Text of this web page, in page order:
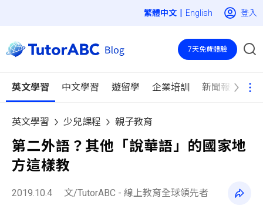
| English 登入
英文學習 中文學習 遊留學 企業培訓 新聞報導
7天免費體驗
英文學習 少兒課程 親子教育
第二外語？其他「說華語」的國家地
方這樣教
2019.10.4 文/TutorABC - 線上教育全球領先者